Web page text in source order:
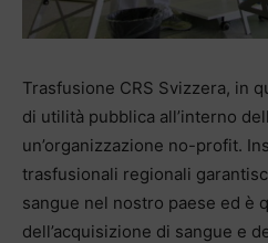
Trasfusione CRS Svizzera, in
di utilità pubblica all’interno
un’organizzazione no-profit.
trasfusionali regionali
sangue nel nostro paese ed è
dell’acquisizione di sangue e